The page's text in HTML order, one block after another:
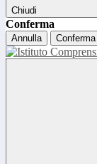
Chiudi
Conferma
Annulla Conferma